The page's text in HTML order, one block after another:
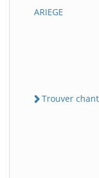
ARIEGE
Trouver